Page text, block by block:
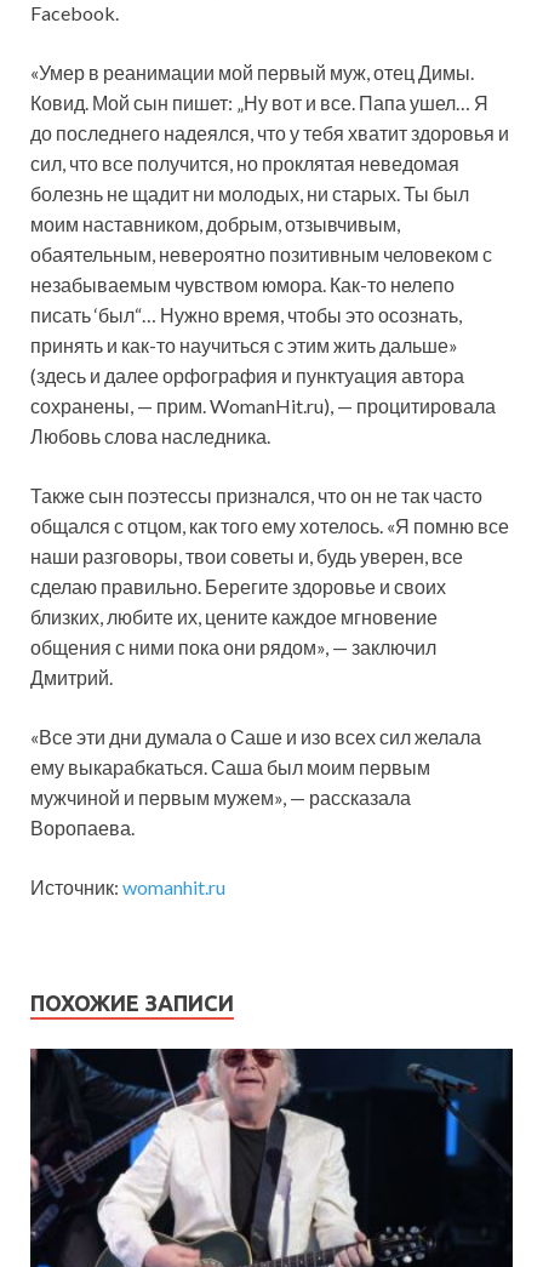
Facebook.
«Умер в реанимации мой первый муж, отец Димы.
Ковид. Мой сын пишет: „Ну вот и все. Папа ушел… Я
до последнего надеялся, что у тебя хватит здоровья и
сил, что все получится, но проклятая неведомая
болезнь не щадит ни молодых, ни старых. Ты был
моим наставником, добрым, отзывчивым,
обаятельным, невероятно позитивным человеком с
незабываемым чувством юмора. Как-то нелепо
писать ‘был“… Нужно время, чтобы это осознать,
принять и как-то научиться с этим жить дальше»
(здесь и далее орфография и пунктуация автора
сохранены, — прим. WomanHit.ru), — процитировала
Любовь слова наследника.
Также сын поэтессы признался, что он не так часто
общался с отцом, как того ему хотелось. «Я помню все
наши разговоры, твои советы и, будь уверен, все
сделаю правильно. Берегите здоровье и своих
близких, любите их, цените каждое мгновение
общения с ними пока они рядом», — заключил
Дмитрий.
«Все эти дни думала о Саше и изо всех сил желала
ему выкарабкаться. Саша был моим первым
мужчиной и первым мужем», — рассказала
Воропаева.
Источник: womanhit.ru
ПОХОЖИЕ ЗАПИСИ